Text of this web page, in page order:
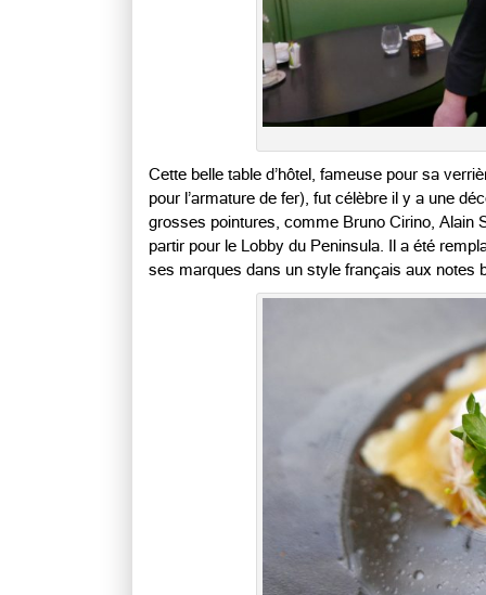
Cette belle table d’hôtel, fameuse pour sa
pour l’armature de fer), fut célèbre il y a une
grosses pointures, comme Bruno Cirino, Alain
partir pour le Lobby du Peninsula. Il a été
ses marques dans un style français aux notes